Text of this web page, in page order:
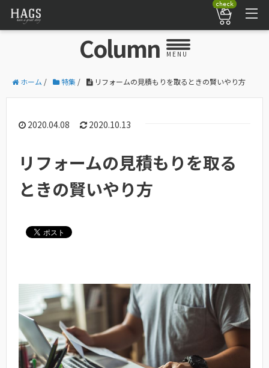
check
Column MENU
ホーム / 特集 / リフォームの見積もりを取るときの賢いやり方
2020.04.08 2020.10.13
リフォームの見積もりを取る
ときの賢いやり方